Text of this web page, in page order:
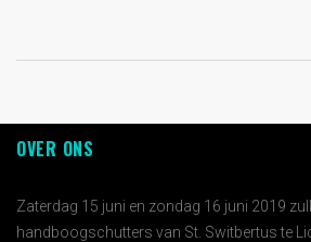
OVER ONS
Zaterdag 15 juni en zondag 16 juni 2019
handboogschutters van St. Switbertus te